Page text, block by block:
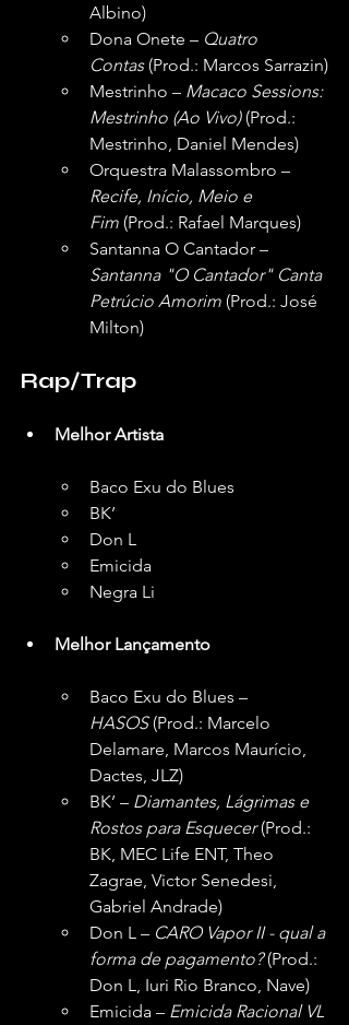
Albino)
Dona Onete – Quatro
Contas (Prod.: Marcos Sarrazin)
Mestrinho – Macaco Sessions:
Mestrinho (Ao Vivo) (Prod.:
Mestrinho, Daniel Mendes)
Orquestra Malassombro –
Recife, Início, Meio e
Fim (Prod.: Rafael Marques)
Santanna O Cantador –
Santanna "O Cantador" Canta
Petrúcio Amorim (Prod.: José
Milton)
Rap/Trap
Melhor Artista
Baco Exu do Blues
BK’
Don L
Emicida
Negra Li
Melhor Lançamento
Baco Exu do Blues –
HASOS (Prod.: Marcelo
Delamare, Marcos Maurício,
Dactes, JLZ)
BK’ – Diamantes, Lágrimas e
Rostos para Esquecer (Prod.:
BK, MEC Life ENT, Theo
Zagrae, Victor Senedesi,
Gabriel Andrade)
Don L – CARO Vapor II - qual a
forma de pagamento? (Prod.:
Don L, Iuri Rio Branco, Nave)
Emicida – Emicida Racional VL